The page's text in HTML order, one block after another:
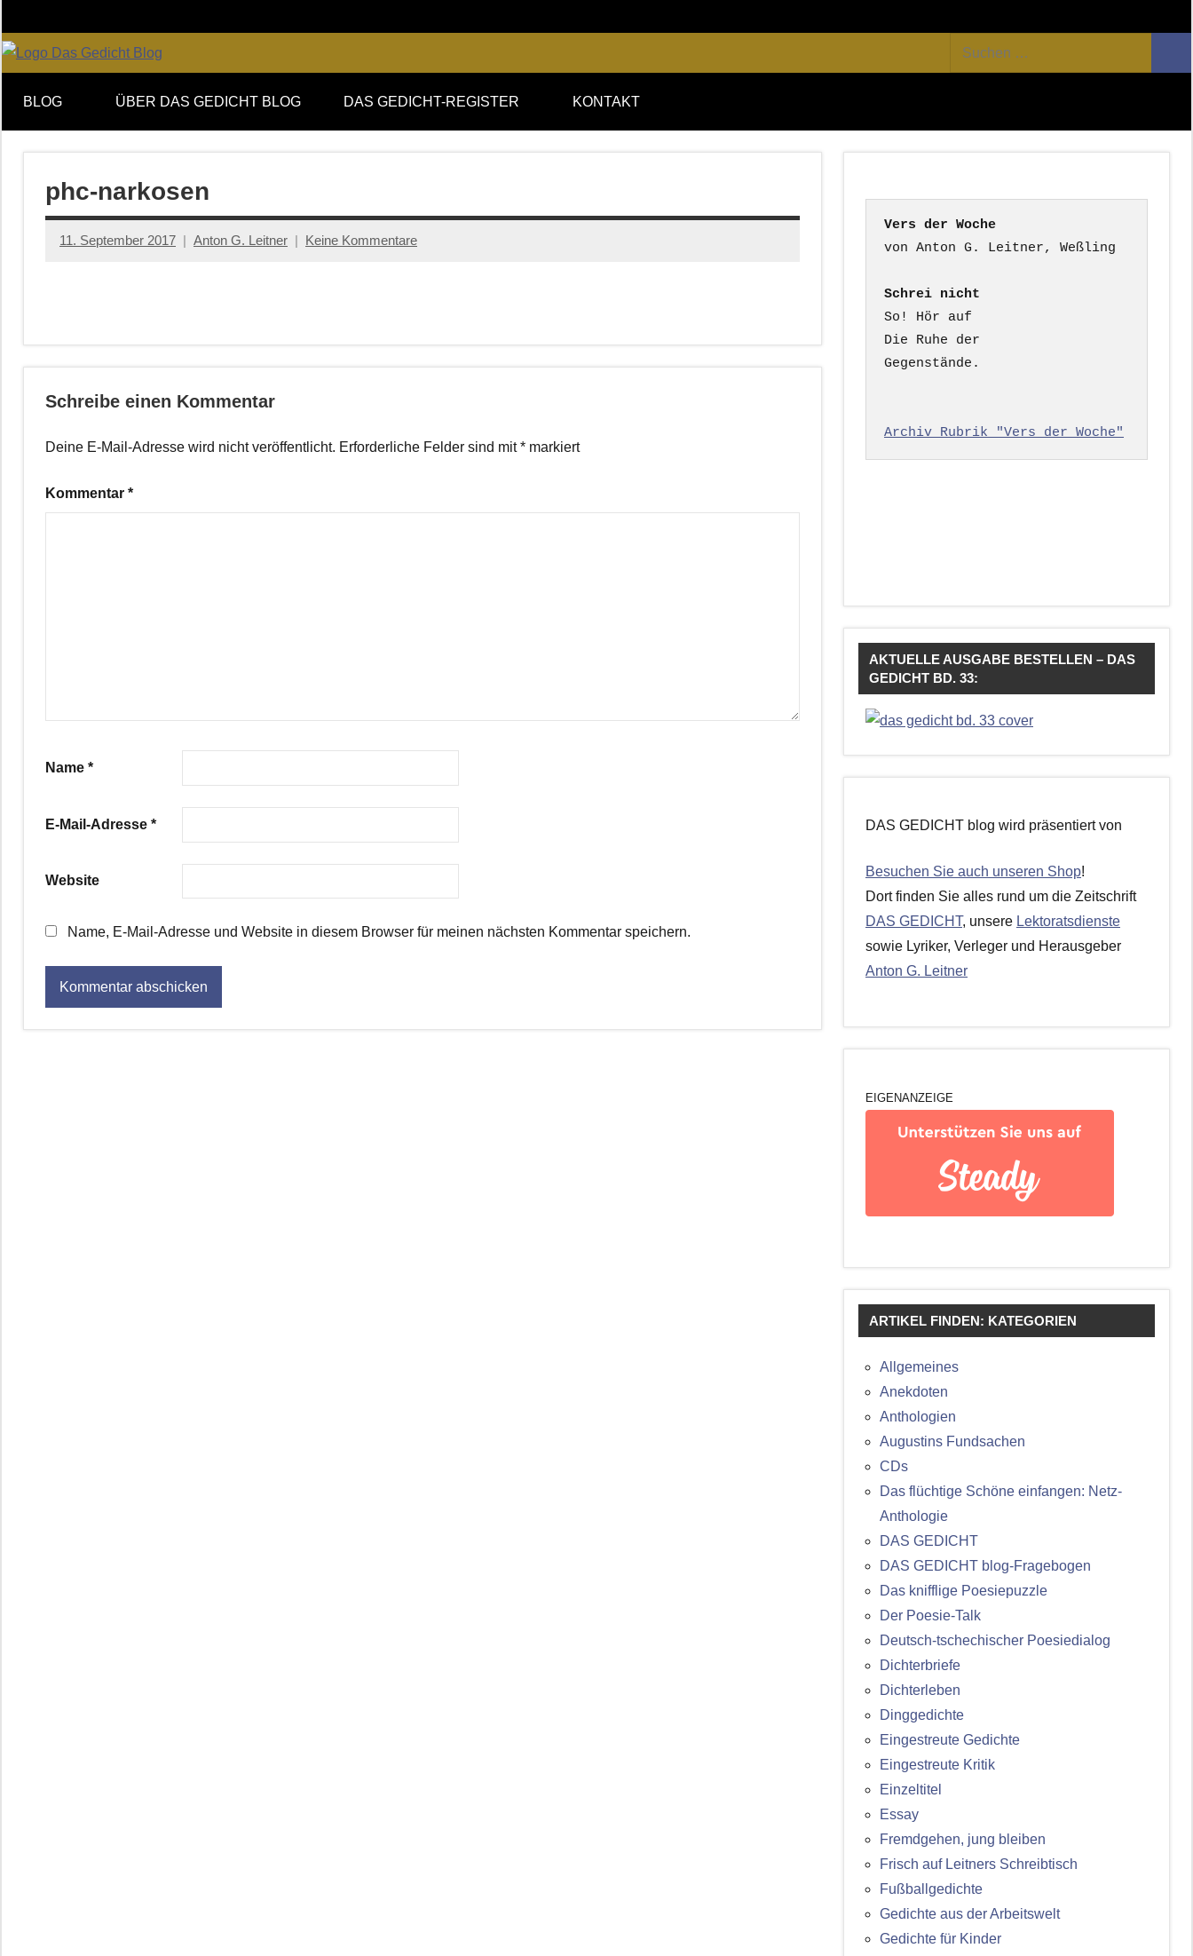
Inhalt
springen
DAS
GEDICHT
blog
von
DAS
GEDICHT.
für
Lyrik,
Essay
Suchen
nach:
BLOG ÜBER DAS GEDICHT BLOG DAS GEDICHT-REGISTER KONTAKT
phc-narkosen
11. September 2017 Anton G. Leitner Keine Kommentare
Schreibe einen Kommentar
Deine E-Mail-Adresse wird nicht veröffentlicht. Erforderliche Felder sind mit* markiert
Kommentar *
Name *
E-Mail-Adresse *
Website
Name, E-Mail-Adresse und Website in diesem Browser für meinen nächsten Kommentar speichern.
Vers der Woche
Schrei nicht
So! Hör auf
Die Ruhe der
Gegenstände.
Archiv Rubrik "Vers der Woche"
AKTUELLE AUSGABE BESTELLEN – DAS
GEDICHT BD. 33:
DAS GEDICHT blog wird präsentiert von
Besuchen Sie auch unseren Shop!
Dort finden Sie alles rund um die Zeitschrift
DAS GEDICHT, unsere Lektoratsdienste
sowie Lyriker, Verleger und Herausgeber
Anton G. Leitner
EIGENANZEIGE
ARTIKEL FINDEN: KATEGORIEN
Allgemeines
Anekdoten
Anthologien
Augustins Fundsachen
CDs
Das flüchtige Schöne einfangen: Netz-
Anthologie
DAS GEDICHT
DAS GEDICHT blog-Fragebogen
Das knifflige Poesiepuzzle
Der Poesie-Talk
Deutsch-tschechischer Poesiedialog
Dichterbriefe
Dichterleben
Dinggedichte
Eingestreute Gedichte
Eingestreute Kritik
Einzeltitel
Essay
Fremdgehen, jung bleiben
Frisch auf Leitners Schreibtisch
Fußballgedichte
Gedichte aus der Arbeitswelt
Gedichte für Kinder